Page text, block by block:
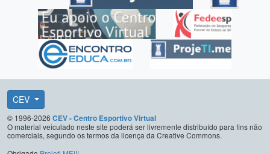
CEV
© 1996-2026 CEV - Centro Esportivo Virtual
O material veiculado neste site poderá ser livremente distribuído para fins não
comerciais, segundo os termos da licença da Creative Commons.